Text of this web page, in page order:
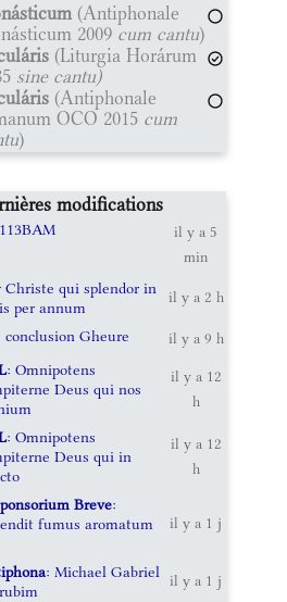
(Antiphonale
2009 cum cantu)
(Liturgia Horárum
sine cantu)
(Antiphonale
OCO 2015 cum
)
modifications
il y a 5
min
Christe qui splendor in
per annum
il y a 2 h
conclusion Gheure il y a 9 h
: Omnipotens
Deus qui nos
il y a 12
h
: Omnipotens
Deus qui in
il y a 12
h
Breve:
fumus aromatum
il y a 1 j
: Michael Gabriel
il y a 1 j